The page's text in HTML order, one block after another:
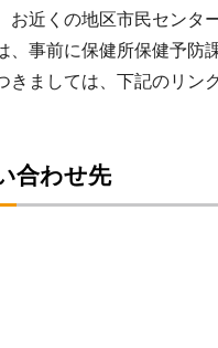
近くの地区市民センタ
事前に保健所保健予防
ましては、下記のリン
合わせ先